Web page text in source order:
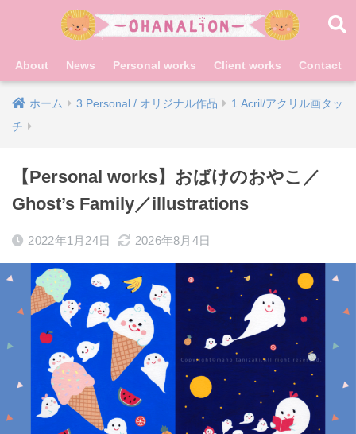
About News Personal works Client works Contact
ホーム 3.Personal / オリジナル作品
1.Acril/アクリル画タッ
チ
【Personal works】おばけのおやこ／
Ghost’s Family／illustrations
2022年1月24日 2026年8月4日